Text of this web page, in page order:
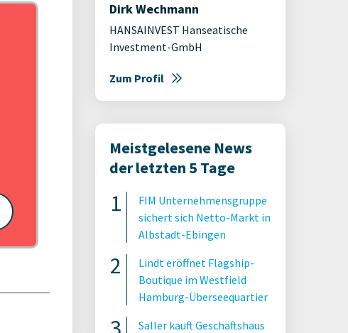
Dirk Wechmann
HANSAINVEST Hanseatische
Investment-GmbH
Zum Profil
Meistgelesene News
der letzten 5 Tage
FIM Unternehmensgruppe
sichert sich Netto-Markt in
Albstadt-Ebingen
Lindt eröffnet Flagship-
Boutique im Westfield
Hamburg-Überseequartier
Saller kauft Geschäftshaus